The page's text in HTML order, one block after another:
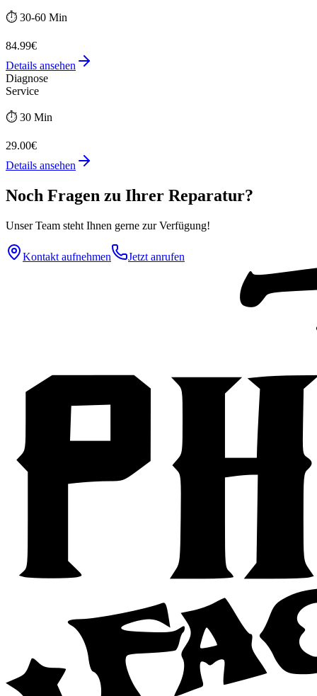
⏱️ 30-60 Min
84.99€
Details ansehen
Diagnose
Service
⏱️ 30 Min
29.00€
Details ansehen
Noch Fragen zu Ihrer Reparatur?
Unser Team steht Ihnen gerne zur Verfügung!
Kontakt aufnehmen Jetzt anrufen